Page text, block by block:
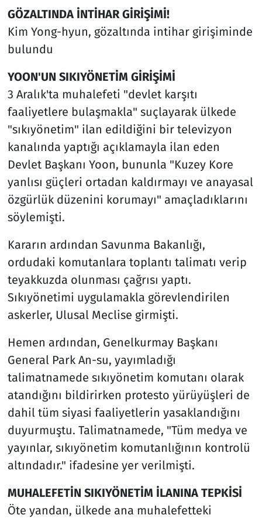
GÖZALTINDA İNTİHAR GİRİŞİMİ!
Kim Yong-hyun, gözaltında intihar girişiminde
bulundu
YOON'UN SIKIYÖNETİM GİRİŞİMİ
3 Aralık'ta muhalefeti "devlet karşıtı
faaliyetlere bulaşmakla" suçlayarak ülkede
"sıkıyönetim" ilan edildiğini bir televizyon
kanalında yaptığı açıklamayla ilan eden
Devlet Başkanı Yoon, bununla "Kuzey Kore
yanlısı güçleri ortadan kaldırmayı ve anayasal
özgürlük düzenini korumayı" amaçladıklarını
söylemişti.
Kararın ardından Savunma Bakanlığı,
ordudaki komutanlara toplantı talimatı verip
teyakkuzda olunması çağrısı yaptı.
Sıkıyönetimi uygulamakla görevlendirilen
askerler, Ulusal Meclise girmişti.
Hemen ardından, Genelkurmay Başkanı
General Park An-su, yayımladığı
talimatnamede sıkıyönetim komutanı olarak
atandığını bildirirken protesto yürüyüşleri de
dahil tüm siyasi faaliyetlerin yasaklandığını
duyurmuştu. Talimatnamede, "Tüm medya ve
yayınlar, sıkıyönetim komutanlığının kontrolü
altındadır." ifadesine yer verilmişti.
MUHALEFETİN SIKIYÖNETİM İLANINA TEPKİSİ
Öte yandan, ülkede ana muhalefetteki